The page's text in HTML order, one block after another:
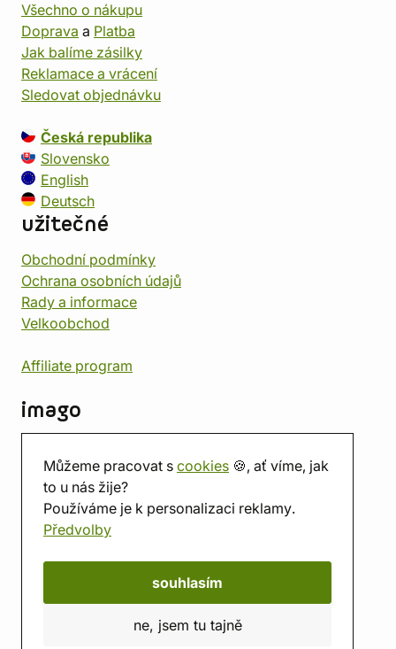
Můžeme pracovat s cookies 🍪, ať víme, jak
to u nás žije?
Používáme je k personalizaci reklamy.
Předvolby
souhlasím
ne, jsem tu tajně
Všechno o nákupu
Doprava a Platba
Jak balíme zásilky
Reklamace a vrácení
Sledovat objednávku
Česká republika
Slovensko
English
Deutsch
užitečné
Obchodní podmínky
Ochrana osobních údajů
Rady a informace
Velkoobchod
Affiliate program
imago
Prodejna
Herna
O nás
Hodnocení obchodu